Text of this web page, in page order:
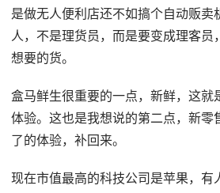
是做无人便利店还不如搞个自动贩卖
人，不是理货员，而是要变成理客员
想要的货。
盒马鲜生很重要的一点，新鲜，这就
体验。这也是我想说的第二点，新零
了的体验，补回来。
现在市值最高的科技公司是苹果，有